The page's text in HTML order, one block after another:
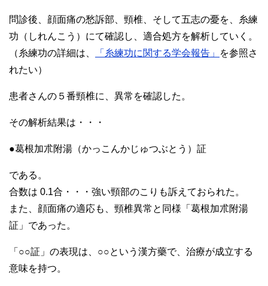
問診後、顔面痛の愁訴部、頸椎、そして五志の憂を、糸練
功（しれんこう）にて確認し、適合処方を解析していく。
（糸練功の詳細は、
「糸練功に関する学会報告」
を参照さ
れたい）
患者さんの５番頸椎に、異常を確認した。
その解析結果は・・・
●葛根加朮附湯（かっこんかじゅつぶとう）証
である。
合数は 0.1合・・・強い頸部のこりも訴えておられた。
また、顔面痛の適応も、頸椎異常と同様「葛根加朮附湯
証」であった。
「○○証」の表現は、○○という漢方藥で、治療が成立する
意味を持つ。